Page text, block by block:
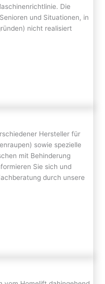
Die
und Situationen, in
nicht realisiert
Hersteller für
sowie spezielle
mit Behinderung
Sie sich und
durch unsere